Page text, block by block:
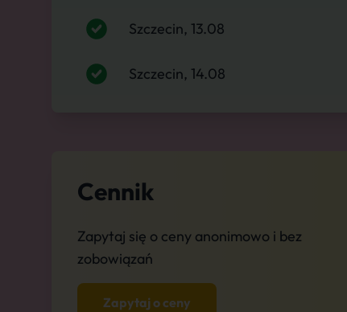
Szczecin, 13.08
Szczecin, 14.08
Cennik
Zapytaj się o ceny anonimowo i bez
zobowiązań
Zapytaj o ceny